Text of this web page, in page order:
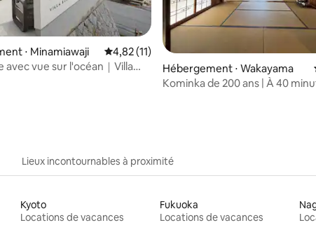
la base de 45 commentaires : 4,87 sur 5
⋅ Minamiawaji Évaluation moyenne sur la base de 11
4,82 (11)
avec vue sur l'océan｜Villa
Hébergement ⋅ Wakayama
Kominka de 200 ans | À 40
Lieux incontournables à proximité
Kyoto
Locations de vacances
Fukuoka
Locations de vacances